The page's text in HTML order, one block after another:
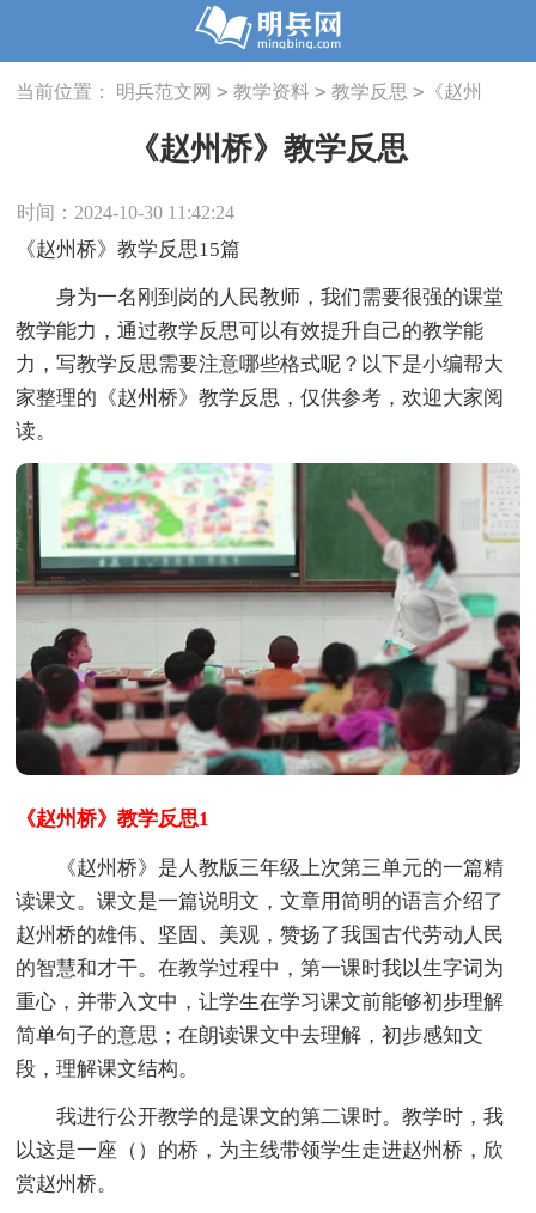
当前位置： 明兵范文网 > 教学资料 > 教学反思 > 《赵州
《赵州桥》教学反思
时间：2024-10-30 11:42:24
《赵州桥》教学反思15篇
身为一名刚到岗的人民教师，我们需要很强的课堂
教学能力，通过教学反思可以有效提升自己的教学能
力，写教学反思需要注意哪些格式呢？以下是小编帮大
家整理的《赵州桥》教学反思，仅供参考，欢迎大家阅
读。
《赵州桥》教学反思1
《赵州桥》是人教版三年级上次第三单元的一篇精
读课文。课文是一篇说明文，文章用简明的语言介绍了
赵州桥的雄伟、坚固、美观，赞扬了我国古代劳动人民
的智慧和才干。在教学过程中，第一课时我以生字词为
重心，并带入文中，让学生在学习课文前能够初步理解
简单句子的意思；在朗读课文中去理解，初步感知文
段，理解课文结构。
我进行公开教学的是课文的第二课时。教学时，我
以这是一座（）的桥，为主线带领学生走进赵州桥，欣
赏赵州桥。